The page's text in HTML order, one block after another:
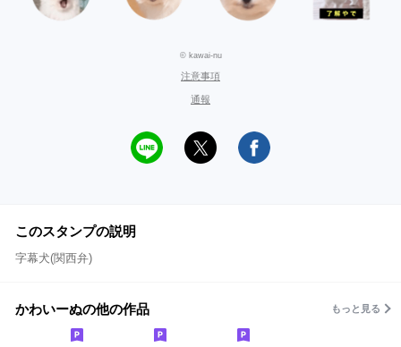
© kawai-nu
注意事項
通報
このスタンプの説明
字幕犬(関西弁)
かわいーぬの他の作品 もっと見る